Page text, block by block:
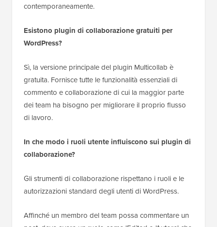
contemporaneamente.
Esistono plugin di collaborazione gratuiti per
WordPress?
Sì, la versione principale del plugin Multicollab è
gratuita. Fornisce tutte le funzionalità essenziali di
commento e collaborazione di cui la maggior parte
dei team ha bisogno per migliorare il proprio flusso
di lavoro.
In che modo i ruoli utente influiscono sui plugin di
collaborazione?
Gli strumenti di collaborazione rispettano i ruoli e le
autorizzazioni standard degli utenti di WordPress.
Affinché un membro del team possa commentare un